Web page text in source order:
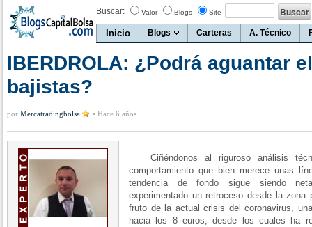
Buscar: Valor Blogs Site
Inicio Blogs Carteras A. Técnico
IBERDROLA: ¿Podrá aguantar
bajistas?
por Mercatradingbolsa • Hace 6 años
Ciñéndonos al riguroso análisis
comportamiento que bien merece unas
tendencia de fondo sigue siendo
experimentado un retroceso desde la
fruto de la actual crisis del coronavirus,
hacia los 8 euros, desde los cuales ha